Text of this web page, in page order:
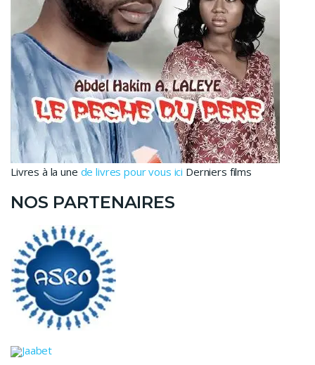
Livres à la une de livres pour vous ici Derniers films
NOS PARTENAIRES
Jaabet